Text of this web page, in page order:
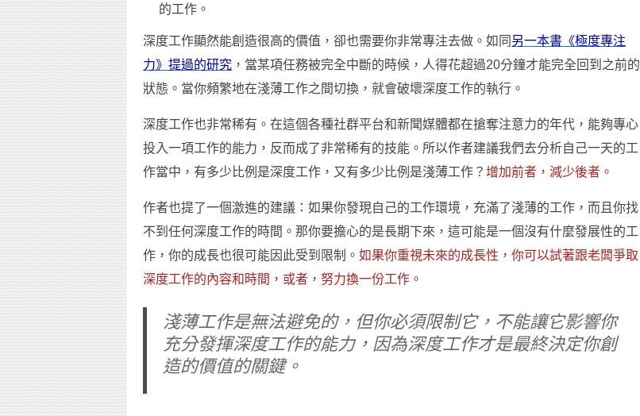
的工作。
深度工作顯然能創造很高的價值，卻也需要你非常專注去做。如同 另一本書《極度專注
力》提過的研究 ，當某項任務被完全中斷的時候，人得花超過20分鐘才能完全回到之前的
狀態。當你頻繁地在淺薄工作之間切換，就會破壞深度工作的執行。
深度工作也非常稀有。在這個各種社群平台和新聞媒體都在搶奪注意力的年代，能夠專心
投入一項工作的能力，反而成了非常稀有的技能。所以作者建議我們去分析自己一天的工
作當中，有多少比例是深度工作，又有多少比例是淺薄工作？ 增加前者，減少後者。
作者也提了一個激進的建議：如果你發現自己的工作環境，充滿了淺薄的工作，而且你找
不到任何深度工作的時間。那你要擔心的是長期下來，這可能是一個沒有什麼發展性的工
作，你的成長也很可能因此受到限制。 如果你重視未來的成長性，你可以試著跟老闆爭取
深度工作的內容和時間，或者，努力換一份工作。
淺薄工作是無法避免的，但你必須限制它，不能讓它影響你
充分發揮深度工作的能力，因為深度工作才是最終決定你創
造的價值的關鍵。